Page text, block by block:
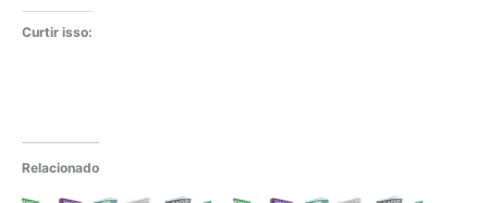
Curtir isso:
Relacionado